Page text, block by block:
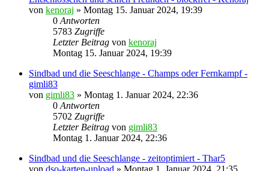
von kenoraj » Montag 15. Januar 2024, 19:39
0Antworten
5783 Zugriffe
Letzter Beitrag von kenoraj
Montag 15. Januar 2024, 19:39
Sindbad und die Seeschlange - Champs oder Fernkampf -
gimli83
von gimli83 » Montag 1. Januar 2024, 22:36
0Antworten
5702 Zugriffe
Letzter Beitrag von gimli83
Montag 1. Januar 2024, 22:36
Sindbad und die Seeschlange - zeitoptimiert - Thar5